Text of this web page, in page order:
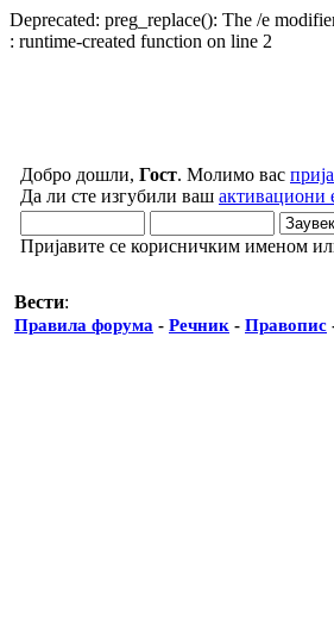
Deprecated: preg_replace(): The /e
: runtime-created function on line 2
Добро дошли, Гост. Молимо вас
Да ли сте изгубили ваш активациони
Пријавите се корисничким именом
Вести:
Правила форума - Речник - Правопис